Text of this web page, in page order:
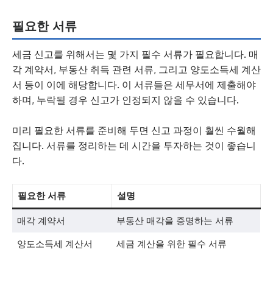
필요한 서류
세금 신고를 위해서는 몇 가지 필수 서류가 필요합니다. 매
각 계약서, 부동산 취득 관련 서류, 그리고 양도소득세 계산
서 등이 이에 해당합니다. 이 서류들은 세무서에 제출해야
하며, 누락될 경우 신고가 인정되지 않을 수 있습니다.
미리 필요한 서류를 준비해 두면 신고 과정이 훨씬 수월해
집니다. 서류를 정리하는 데 시간을 투자하는 것이 좋습니
다.
필요한 서류 설명
매각 계약서 부동산 매각을 증명하는 서류
양도소득세 계산서 세금 계산을 위한 필수 서류